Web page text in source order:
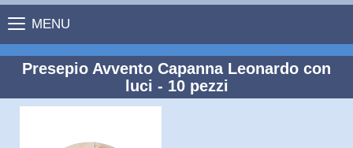
MENU
Presepio Avvento Capanna Leonardo con
luci - 10 pezzi